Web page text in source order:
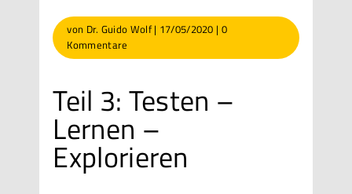
von Dr. Guido Wolf| 17/05/2020 | 0
Kommentare
Teil 3: Testen –
Lernen –
Explorieren